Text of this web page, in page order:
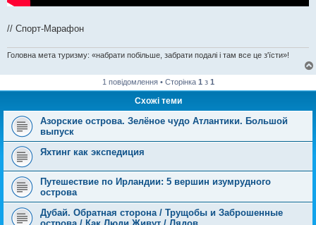
// Спорт-Марафон
Головна мета туризму: «набрати побільше, забрати подалі і там все це з'їсти»!
1 повідомлення • Сторінка 1 з 1
Схожі теми
Азорские острова. Зелёное чудо Атлантики. Большой
выпуск
Яхтинг как экспедиция
Путешествие по Ирландии: 5 вершин изумрудного
острова
Дубай. Обратная сторона / Трущобы и Заброшенные